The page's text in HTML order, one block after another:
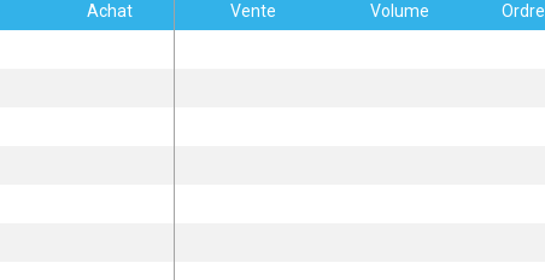
Achat Vente Volume Ordre